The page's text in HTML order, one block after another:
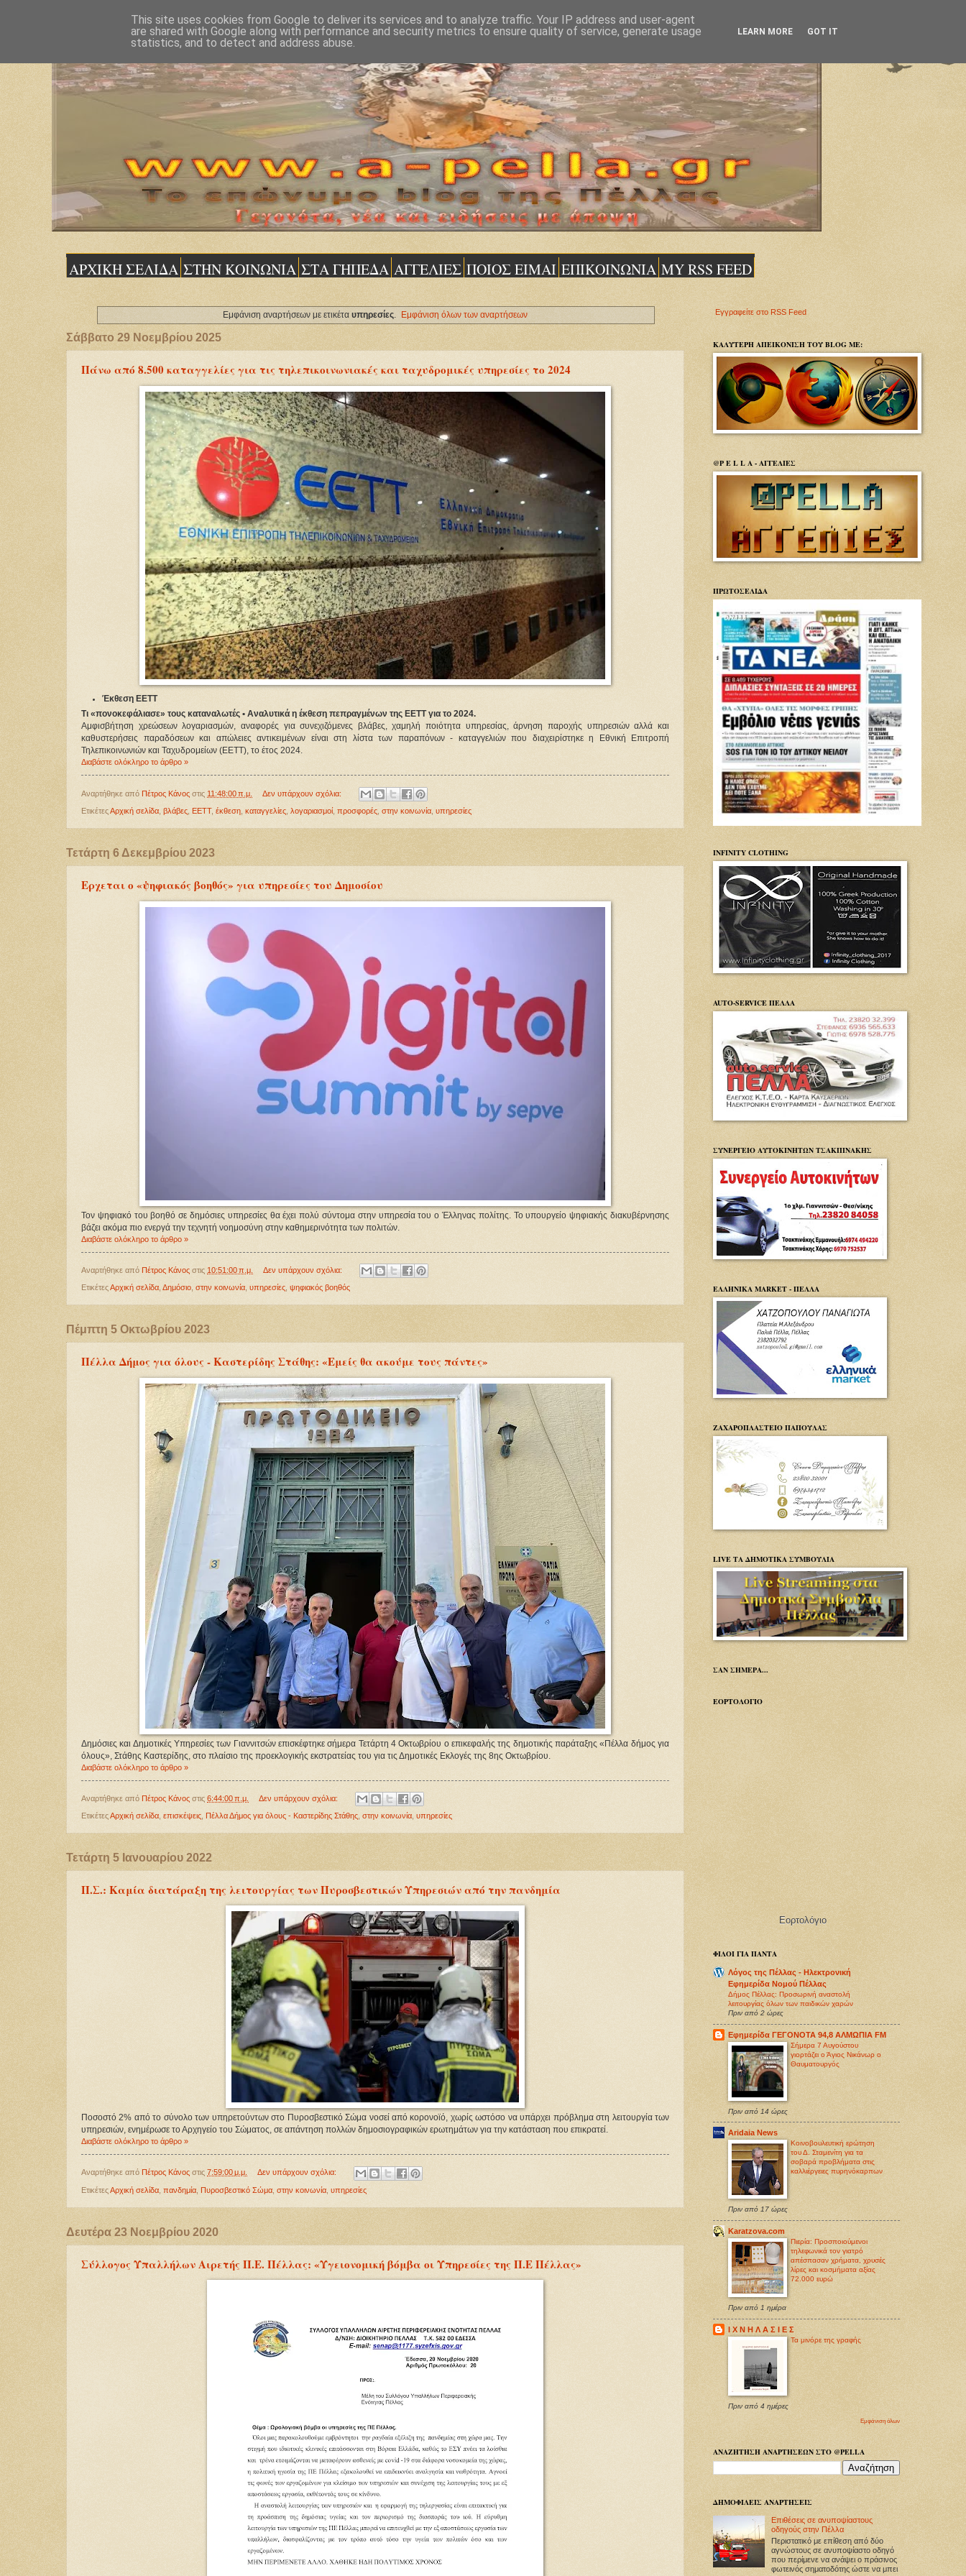
ΑΡΧΙΚΗ ΣΕΛΙΔΑ ΣΤΗΝ ΚΟΙΝΩΝΙΑ ΣΤΑ ΓΗΠΕΔΑ ΑΓΓΕΛΙΕΣ ΠΟΙΟΣ ΕΙΜΑΙ ΕΠΙΚΟΙΝΩΝΙΑ MY RSS FEED
Εμφάνιση αναρτήσεων με ετικέτα υπηρεσίες. Εμφάνιση όλων των αναρτήσεων
Σάββατο 29 Νοεμβρίου 2025
Πάνω από 8.500 καταγγελίες για τις τηλεπικοινωνιακές και ταχυδρομικές υπηρεσίες το 2024
Έκθεση ΕΕΤΤ
Τι «πονοκεφάλιασε» τους καταναλωτές • Αναλυτικά η έκθεση πεπραγμένων της ΕΕΤΤ για το 2024.
Αμφισβήτηση χρεώσεων λογαριασμών, αναφορές για συνεχιζόμενες βλάβες, χαμηλή ποιότητα υπηρεσίας, άρνηση παροχής υπηρεσιών αλλά και
καθυστερήσεις παραδόσεων και απώλειες αντικειμένων είναι στη λίστα των παραπόνων - καταγγελιών που διαχειρίστηκε η Εθνική Επιτροπή
Τηλεπικοινωνιών και Ταχυδρομείων (ΕΕΤΤ), το έτος 2024.
Διαβάστε ολόκληρο το άρθρο »
Αναρτήθηκε από Πέτρος Κάνος στις 11:48:00 π.μ. Δεν υπάρχουν σχόλια:
ΕτικέτεςΑρχική σελίδα βλάβες ΕΕΤΤ, έκθεση καταγγελίες λογαριασμοί, προσφορές στην κοινωνία υπηρεσίες
Τετάρτη 6 Δεκεμβρίου 2023
Ερχεται ο «ψηφιακός βοηθός» για υπηρεσίες του Δημοσίου
Τον ψηφιακό του βοηθό σε δημόσιες υπηρεσίες θα έχει πολύ σύντομα στην υπηρεσία του ο Έλληνας πολίτης. Το υπουργείο ψηφιακής διακυβέρνησης
βάζει ακόμα πιο ενεργά την τεχνητή νοημοσύνη στην καθημερινότητα των πολιτών.
Διαβάστε ολόκληρο το άρθρο »
Αναρτήθηκε από Πέτρος Κάνος στις 10:51:00 π.μ. Δεν υπάρχουν σχόλια:
ΕτικέτεςΑρχική σελίδα Δημόσιο στην κοινωνία υπηρεσίες ψηφιακός βοηθός
Πέμπτη 5 Οκτωβρίου 2023
Πέλλα Δήμος για όλους - Καστερίδης Στάθης: «Εμείς θα ακούμε τους πάντες»
Δημόσιες και Δημοτικές Υπηρεσίες των Γιαννιτσών επισκέφτηκε σήμερα Τετάρτη 4 Οκτωβρίου ο επικεφαλής της δημοτικής παράταξης «Πέλλα δήμος για
όλους», Στάθης Καστερίδης, στο πλαίσιο της προεκλογικής εκστρατείας του για τις Δημοτικές Εκλογές της 8ης Οκτωβρίου.
Διαβάστε ολόκληρο το άρθρο »
Αναρτήθηκε από Πέτρος Κάνος στις 6:44:00 π.μ. Δεν υπάρχουν σχόλια:
ΕτικέτεςΑρχική σελίδα επισκέψεις Πέλλα Δήμος για όλους - Καστερίδης Στάθης στην κοινωνία υπηρεσίες
Τετάρτη 5 Ιανουαρίου 2022
Π.Σ.: Καμία διατάραξη της λειτουργίας των Πυροσβεστικών Υπηρεσιών από την πανδημία
Ποσοστό 2% από το σύνολο των υπηρετούντων στο Πυροσβεστικό Σώμα νοσεί από κορονοϊό, χωρίς ωστόσο να υπάρχει πρόβλημα στη λειτουργία των
υπηρεσιών, ενημέρωσε το Αρχηγείο του Σώματος, σε απάντηση πολλών δημοσιογραφικών ερωτημάτων για την κατάσταση που επικρατεί.
Διαβάστε ολόκληρο το άρθρο »
Αναρτήθηκε από Πέτρος Κάνος στις 7:59:00 μ.μ. Δεν υπάρχουν σχόλια:
ΕτικέτεςΑρχική σελίδα πανδημία Πυροσβεστικό Σώμα στην κοινωνία υπηρεσίες
Δευτέρα 23 Νοεμβρίου 2020
Σύλλογος Υπαλλήλων Αιρετής Π.Ε. Πέλλας: «Υγειονομική βόμβα οι Υπηρεσίες της Π.Ε Πέλλας»
Εγγραφείτε στο RSS Feed
ΚΑΛΥΤΕΡΗ ΑΠΕΙΚΟΝΙΣΗ ΤΟΥ BLOG ΜΕ:
@P E L L A - ΑΓΓΕΛΙΕΣ
ΠΡΩΤΟΣΕΛΙΔΑ
INFINITY CLOTHING
AUTO-SERVICE ΠΕΛΛΑ
ΣΥΝΕΡΓΕΙΟ ΑΥΤΟΚΙΝΗΤΩΝ ΤΣΑΚΠΙΝΑΚΗΣ
ΕΛΛΗΝΙΚΑ MARKET - ΠΕΛΛΑ
ΖΑΧΑΡΟΠΛΑΣΤΕΙΟ ΠΑΠΟΥΛΑΣ
LIVE ΤΑ ΔΗΜΟΤΙΚΑ ΣΥΜΒΟΥΛΙΑ
ΣΑΝ ΣΗΜΕΡΑ...
ΕΟΡΤΟΛΟΓΙΟ
Εορτολόγιο
ΦΙΛΟΙ ΓΙΑ ΠΑΝΤΑ
Λόγος της Πέλλας - Ηλεκτρονική
Εφημερίδα Νομού Πέλλας
Δήμος Πέλλας: Προσωρινή αναστολή
λειτουργίας όλων των παιδικών χαρών
Πριν από 2 ώρες
Εφημερίδα ΓΕΓΟΝΟΤΑ 94,8 ΑΛΜΩΠΙΑ FM
Σήμερα 7 Αυγούστου
γιορτάζει ο Άγιος Νικάνωρ ο
Θαυματουργός
Πριν από 14 ώρες
Aridaia News
Κοινοβουλευτική ερώτηση
του Δ. Σταμενίτη για τα
σοβαρά προβλήματα στις
καλλιέργειες πυρηνόκαρπων
Πριν από 17 ώρες
Karatzova.com
Πιερία: Προσποιούμενοι
τηλεφωνικά τον γιατρό
απέσπασαν χρήματα, χρυσές
λίρες και κοσμήματα αξίας
72.000 ευρώ
Πριν από 1 ημέρα
Ι Χ Ν Η Λ Α Σ Ι Ε Σ
Τα μινόρε της γραφής
Πριν από 4 ημέρες
Εμφάνιση όλων
ΑΝΑΖΗΤΗΣΗ ΑΝΑΡΤΗΣΕΩΝ ΣΤΟ @PELLA
ΔΗΜΟΦΙΛΕΙΣ ΑΝΑΡΤΗΣΕΙΣ
Επιθέσεις σε ανυποψίαστους
οδηγούς στην Πέλλα
Περιστατικό με επίθεση από δύο
αγνώστους σε ανυποψίαστο οδηγό
που περίμενε να ανάψει ο πράσινος
φωτεινός σηματοδότης ώστε να μπει
This site uses cookies from Google to deliver its services and to analyze traffic. Your IP address and user-agent
are shared with Google along with performance and security metrics to ensure quality of service, generate usage
statistics, and to detect and address abuse.
LEARN MORE GOT IT